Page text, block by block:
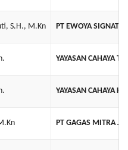
S.H., M.Kn PT EWOYA
YAYASAN CAHAYA
YAYASAN CAHAYA
PT GAGAS MITRA